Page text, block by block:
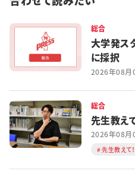
総合
大学発ス
に採択
2026年08月
総合
先生教え
2026年08月
先生教えて！